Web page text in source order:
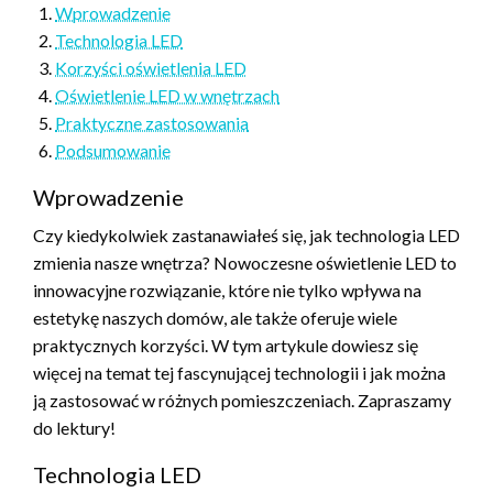
Wprowadzenie
Technologia LED
Korzyści oświetlenia LED
Oświetlenie LED w wnętrzach
Praktyczne zastosowania
Podsumowanie
Wprowadzenie
Czy kiedykolwiek zastanawiałeś się, jak technologia LED
zmienia nasze wnętrza? Nowoczesne oświetlenie LED to
innowacyjne rozwiązanie, które nie tylko wpływa na
estetykę naszych domów, ale także oferuje wiele
praktycznych korzyści. W tym artykule dowiesz się
więcej na temat tej fascynującej technologii i jak można
ją zastosować w różnych pomieszczeniach. Zapraszamy
do lektury!
Technologia LED